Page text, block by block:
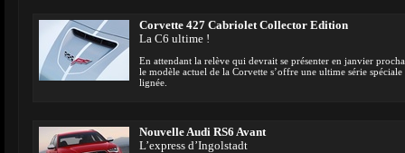
Corvette 427 Cabriolet Collector Edition
La C6 ultime !
En attendant la relève qui devrait se présenter en janvier
le modèle actuel de la Corvette s’offre une ultime série
lignée.
Nouvelle Audi RS6 Avant
L’express d’Ingolstadt